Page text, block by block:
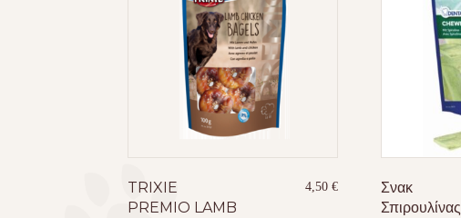
TRIXIE
PREMIO LAMB
4,50€
Σνακ
Σπιρουλίνας